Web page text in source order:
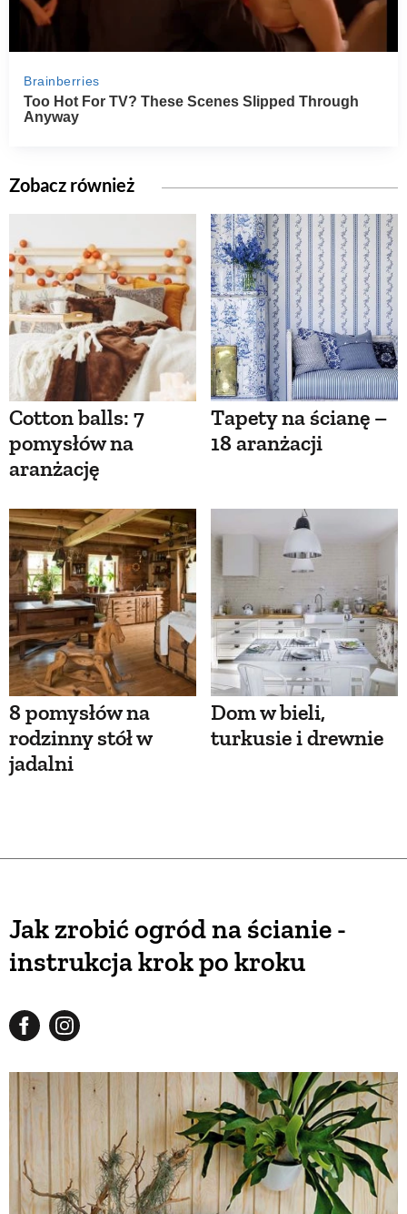
Zobacz również
Cotton balls: 7
pomysłów na
aranżację
Tapety na ścianę –
18 aranżacji
8 pomysłów na
rodzinny stół w
jadalni
Dom w bieli,
turkusie i drewnie
Jak zrobić ogród na ścianie -
instrukcja krok po kroku